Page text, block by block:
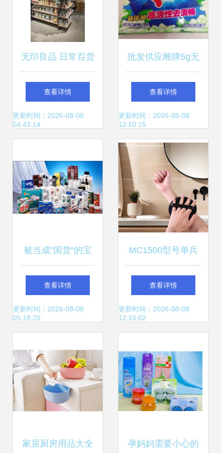
无印良品 日常百货
中的生活哲学，不
止于简约
查看详情
更新时间：2026-08-08
04:43:14
批发供应雕牌5g无
磷洗衣粉 日常选
择，福利福利供应
查看详情
更新时间：2026-08-08
12:10:15
被当成"国货"的宝
洁？——一家美国
企业如何占据中国
查看详情
更新时间：2026-08-08
05:18:20
MC1500型号单兵
生活保障系统 重塑
野战条件下的日用
查看详情
更新时间：2026-08-08
12:16:02
家居厨房用品大全 孕妈妈需要小心的